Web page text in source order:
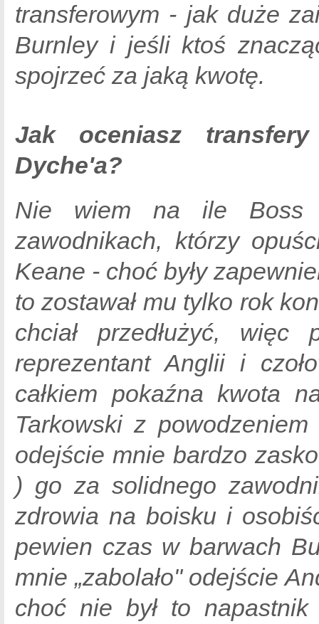
transferowym - jak duże
Burnley i jeśli ktoś
spojrzeć za jaką kwotę.
Jak oceniasz
Dyche'a?
Nie wiem na ile Boss
zawodnikach, którzy
Keane - choć były
to zostawał mu tylko rok
chciał przedłużyć,
reprezentant Anglii i
całkiem pokaźna kwota
Tarkowski z
odejście mnie bardzo
) go za solidnego
zdrowia na boisku i
pewien czas w barwach
mnie „zabolało" odejście
choć nie był to